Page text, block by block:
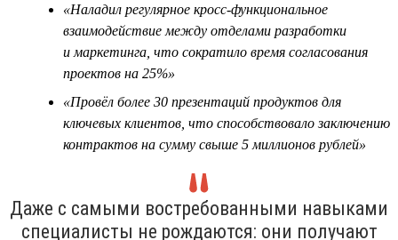
«Наладил регулярное кросс-функциональное
взаимодействие между отделами разработки
и маркетинга, что сократило время согласования
проектов на 25%»
«Провёл более 30 презентаций продуктов для
ключевых клиентов, что способствовало заключению
контрактов на сумму свыше 5 миллионов рублей»
Даже с самыми востребованными навыками
специалисты не рождаются: они получают